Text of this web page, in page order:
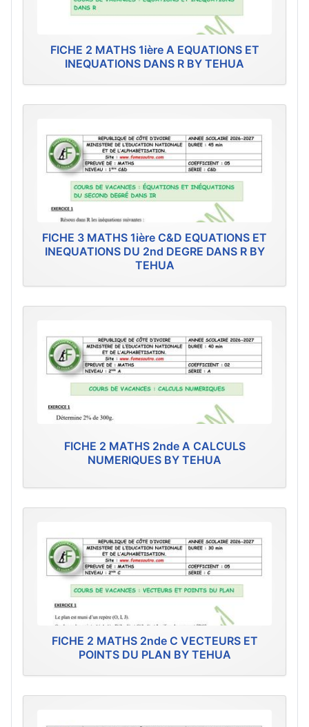
FICHE 2 MATHS 1ière A EQUATIONS ET
INEQUATIONS DANS R BY TEHUA
FICHE 3 MATHS 1ière C&D EQUATIONS ET
INEQUATIONS DU 2nd DEGRE DANS R BY
TEHUA
FICHE 2 MATHS 2nde A CALCULS
NUMERIQUES BY TEHUA
FICHE 2 MATHS 2nde C VECTEURS ET
POINTS DU PLAN BY TEHUA